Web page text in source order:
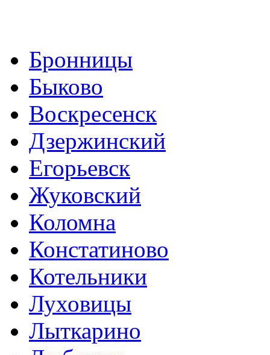
Бронницы
Быково
Воскресенск
Дзержинский
Егорьевск
Жуковский
Коломна
Констатиново
Котельники
Луховицы
Лыткарино